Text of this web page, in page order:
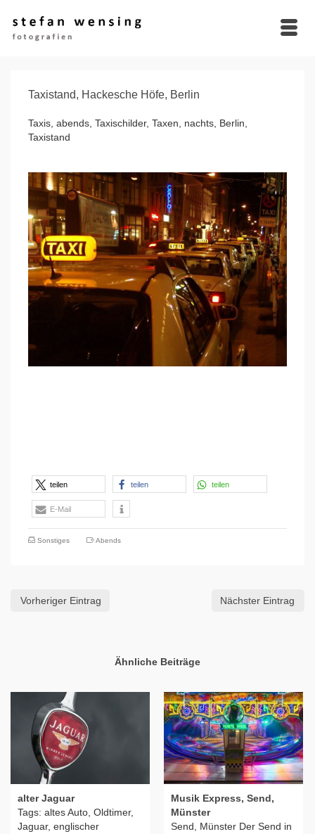
Taxistand, Hackesche Höfe, Berlin
Taxis, abends, Taxischilder, Taxen, nachts, Berlin,
Taxistand
teilen teilen teilen
E-Mail
Sonstiges Abends
Vorheriger Eintrag Nächster Eintrag
Ähnliche Beiträge
alter Jaguar
Tags: altes Auto, Oldtimer,
Jaguar, englischer
Musik Express, Send,
Münster
Send, Münster Der Send in